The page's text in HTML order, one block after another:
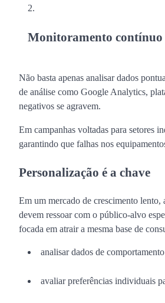
Monitoramento contínuo
Não basta apenas analisar dados
de análise como Google Analytics,
negativos se agravem.
Em campanhas voltadas para setores
garantindo que falhas nos
Personalização é a chave
Em um mercado de crescimento lento,
devem ressoar com o público-alvo
focada em atrair a mesma base de
analisar dados de
avaliar preferências individuais